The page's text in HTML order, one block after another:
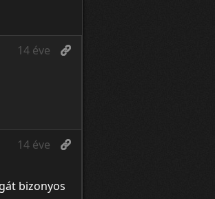
14 éve
14 éve
bizonyos